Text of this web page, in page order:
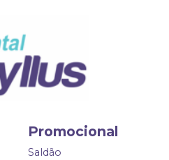
Promocional
Saldão